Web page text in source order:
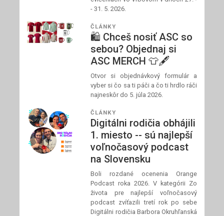
- 31. 5. 2026.
ČLÁNKY
🛍️ Chceš nosiť ASC so
sebou? Objednaj si
ASC MERCH 👕🖋️
Otvor si objednávkový formulár a
vyber si čo sa ti páči a čo ti hrdlo ráči
najneskôr do 5. júla 2026.
ČLÁNKY
Digitálni rodičia obhájili
1. miesto -- sú najlepší
voľnočasový podcast
na Slovensku
Boli rozdané ocenenia Orange
Podcast roka 2026. V kategórii Zo
života pre najlepší voľnočasový
podcast zvíťazili tretí rok po sebe
Digitálni rodičia Barbora Okruhľanská